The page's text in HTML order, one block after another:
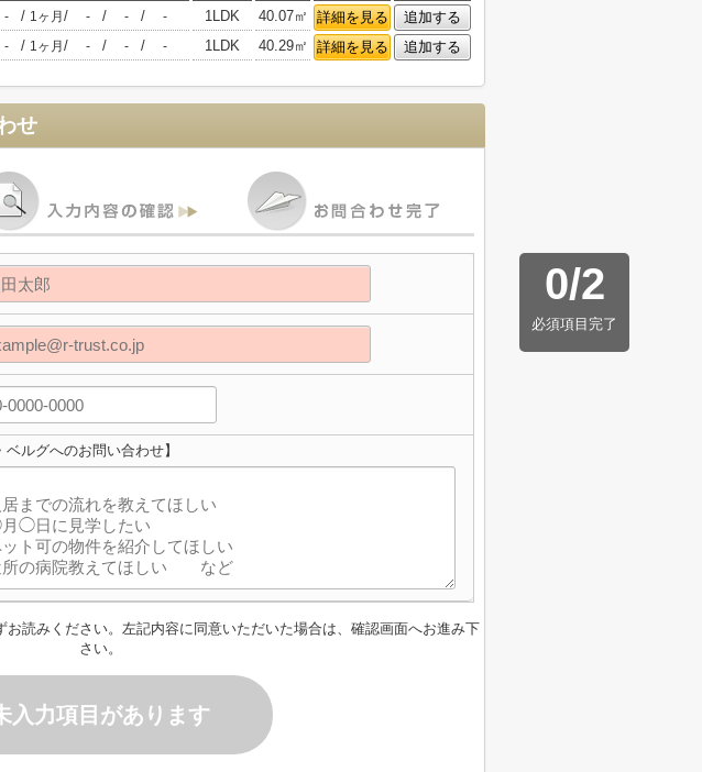
- / 1ヶ月 / - / - / - 1LDK 40.07㎡ 詳細を見る
追加する
- / 1ヶ月 / - / - / - 1LDK 40.29㎡ 詳細を見る 追加する
せ
0/2
必須項目完了
ベルグへのお問い合わせ】
お読みください。左記内容に同意いただいた場合は、確認画面へお進み下
さい。
入力項目があります